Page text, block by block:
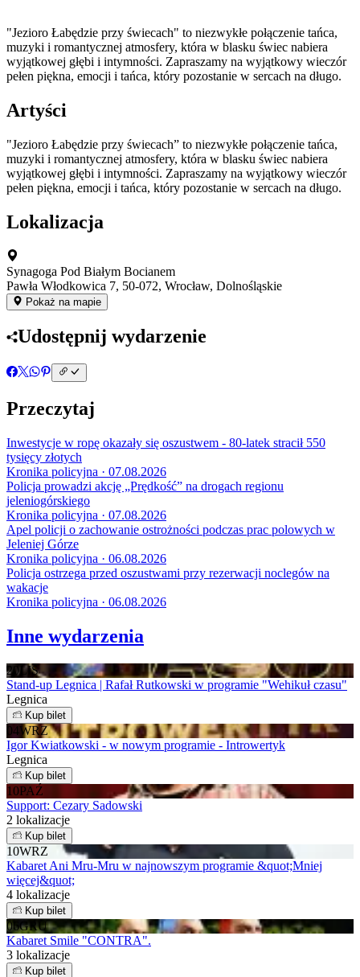
"Jezioro Łabędzie przy świecach" to niezwykłe połączenie tańca,
muzyki i romantycznej atmosfery, która w blasku świec nabiera
wyjątkowej głębi i intymności. Zapraszamy na wyjątkowy wieczór
pełen piękna, emocji i tańca, który pozostanie w sercach na długo.
Artyści
"Jezioro Łabędzie przy świecach” to niezwykłe połączenie tańca,
muzyki i romantycznej atmosfery, która w blasku świec nabiera
wyjątkowej głębi i intymności. Zapraszamy na wyjątkowy wieczór
pełen piękna, emocji i tańca, który pozostanie w sercach na długo.
Lokalizacja
Synagoga Pod Białym Bocianem
Pawła Włodkowica 7, 50-072, Wrocław, Dolnośląskie
Pokaż na mapie
Udostępnij wydarzenie
Przeczytaj
Inwestycje w ropę okazały się oszustwem - 80-latek stracił 550
tysięcy złotych
Kronika policyjna · 07.08.2026
Policja prowadzi akcję „Prędkość” na drogach regionu
jeleniogórskiego
Kronika policyjna · 07.08.2026
Apel policji o zachowanie ostrożności podczas prac polowych w
Jeleniej Górze
Kronika policyjna · 06.08.2026
Policja ostrzega przed oszustwami przy rezerwacji noclegów na
wakacje
Kronika policyjna · 06.08.2026
Inne wydarzenia
20 LIS
Stand-up Legnica | Rafał Rutkowski w programie "Wehikuł czasu"
Legnica
Kup bilet
04WRZ
Igor Kwiatkowski - w nowym programie - Introwertyk
Legnica
Kup bilet
10PAŹ
Support: Cezary Sadowski
2 lokalizacje
Kup bilet
10WRZ
Kabaret Ani Mru-Mru w najnowszym programie &quot;Mniej
więcej&quot;
4 lokalizacje
Kup bilet
06GRU
Kabaret Smile "CONTRA".
3 lokalizacje
Kup bilet